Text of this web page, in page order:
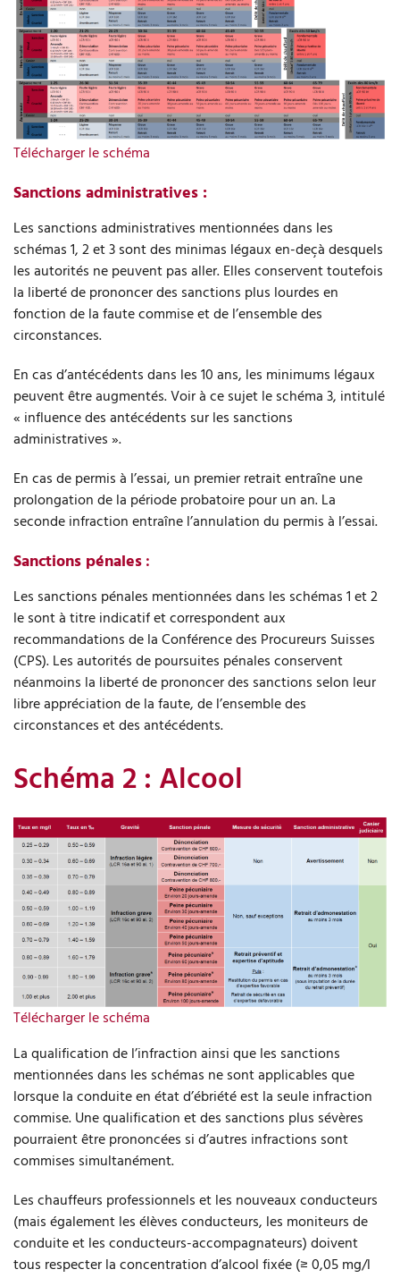
Télécharger le schéma
Sanctions administratives :
Les sanctions administratives mentionnées dans les
schémas 1, 2 et 3 sont des minimas légaux en-deçà desquels
les autorités ne peuvent pas aller. Elles conservent toutefois
la liberté de prononcer des sanctions plus lourdes en
fonction de la faute commise et de l’ensemble des
circonstances.
En cas d’antécédents dans les 10 ans, les minimums légaux
peuvent être augmentés. Voir à ce sujet le schéma 3, intitulé
« influence des antécédents sur les sanctions
administratives ».
En cas de permis à l’essai, un premier retrait entraîne une
prolongation de la période probatoire pour un an. La
seconde infraction entraîne l’annulation du permis à l’essai.
Sanctions pénales:
Les sanctions pénales mentionnées dans les schémas 1 et 2
le sont à titre indicatif et correspondent aux
recommandations de la Conférence des Procureurs Suisses
(CPS). Les autorités de poursuites pénales conservent
néanmoins la liberté de prononcer des sanctions selon leur
libre appréciation de la faute, de l’ensemble des
circonstances et des antécédents.
Schéma 2 : Alcool
Télécharger le schéma
La qualification de l’infraction ainsi que les sanctions
mentionnées dans les schémas ne sont applicables que
lorsque la conduite en état d’ébriété est la seule infraction
commise. Une qualification et des sanctions plus sévères
pourraient être prononcées si d’autres infractions sont
commises simultanément.
Les chauffeurs professionnels et les nouveaux conducteurs
(mais également les élèves conducteurs, les moniteurs de
conduite et les conducteurs-accompagnateurs) doivent
tous respecter la concentration d’alcool fixée (≥ 0,05 mg/l